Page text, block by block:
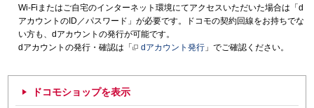
Wi-Fiまたはご自宅のインターネット環境にてアクセスいただいた場合は「d
アカウントのID／パスワード」が必要です。ドコモの契約回線をお持ちでな
い方も、dアカウントの発行が可能です。
dアカウントの発行・確認は「
dアカウント発行 」でご確認ください。
ドコモショップを表示